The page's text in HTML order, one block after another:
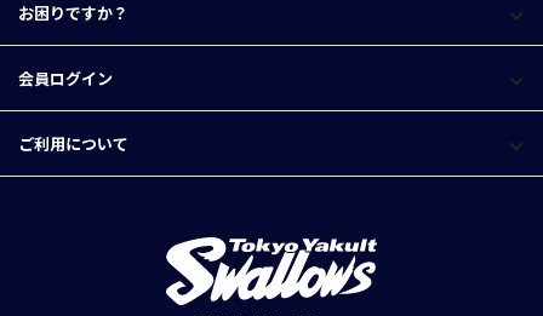
お困りですか？
会員ログイン
ご利用について